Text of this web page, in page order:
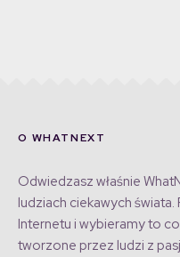
O WHATNEXT
Odwiedzasz właśnie
ludziach ciekawych
Internetu i wybieramy to
tworzone przez ludzi z